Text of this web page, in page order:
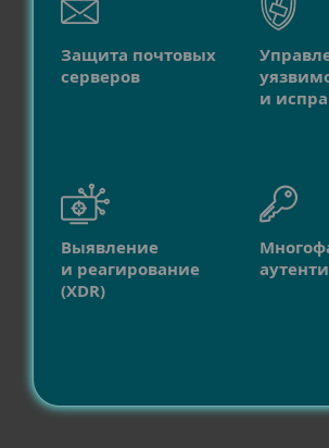
Защита почтовых
серверов
и
Выявление
и реагирование
(XDR)